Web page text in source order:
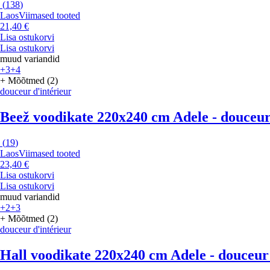
(138)
LaosViimased tooted
21,40 €
Lisa ostukorvi
Lisa ostukorvi
muud variandid
+3+4
+ Mõõtmed (2)
douceur d'intérieur
Beež voodikate 220x240 cm Adele -
(19)
LaosViimased tooted
23,40 €
Lisa ostukorvi
Lisa ostukorvi
muud variandid
+2+3
+ Mõõtmed (2)
douceur d'intérieur
Hall voodikate 220x240 cm Adele -